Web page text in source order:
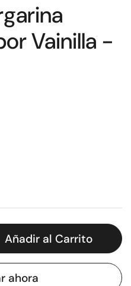
Vainilla -
Añadir al Carrito
ahora